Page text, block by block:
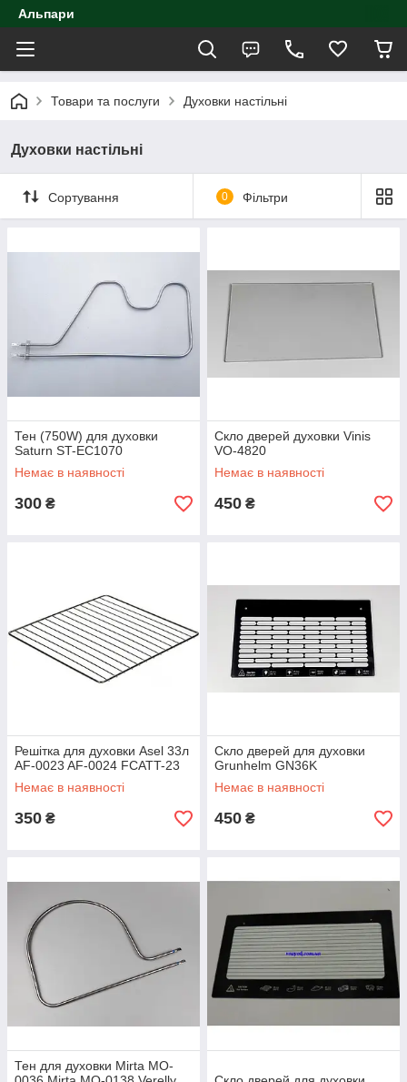
Альпари
Товари та послуги Духовки настільні
Духовки настільні
Сортування 0 Фільтри
Тен (750W) для духовки
Saturn ST-EC1070
Немає в наявності
300 ₴
Скло дверей духовки Vinis
VO-4820
Немає в наявності
450 ₴
Решітка для духовки Asel 33л
AF-0023 AF-0024 FCATT-23
Немає в наявності
350 ₴
Скло дверей для духовки
Grunhelm GN36K
Немає в наявності
450 ₴
Тен для духовки Mirta MO-